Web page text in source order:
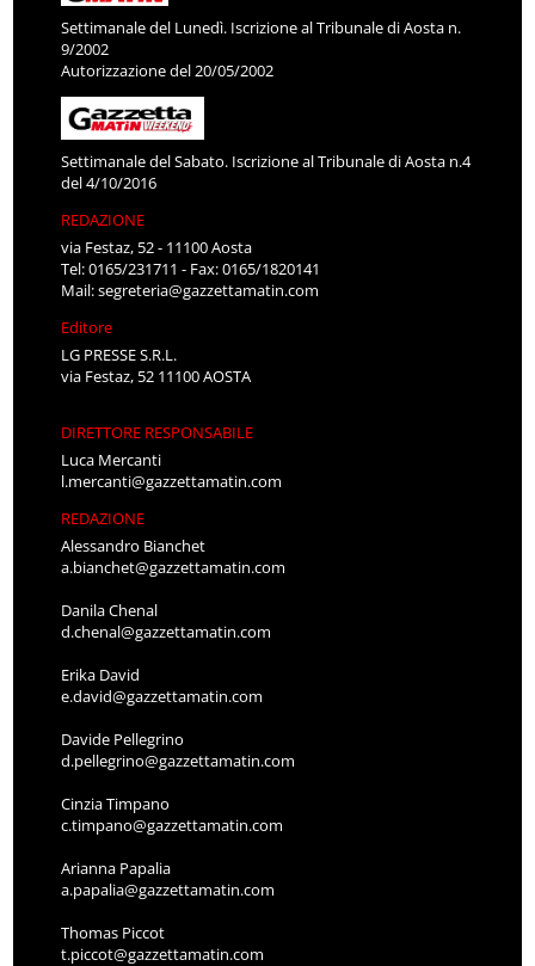
Settimanale del Lunedì. Iscrizione al Tribunale di Aosta n.
9/2002
Autorizzazione del 20/05/2002
Settimanale del Sabato. Iscrizione al Tribunale di Aosta n.4
del 4/10/2016
REDAZIONE
via Festaz, 52 - 11100 Aosta
Tel: 0165/231711 - Fax: 0165/1820141
Mail:segreteria@gazzettamatin.com
Editore
LG PRESSE S.R.L.
via Festaz, 52 11100 AOSTA
DIRETTORE RESPONSABILE
Luca Mercanti
l.mercanti@gazzettamatin.com
REDAZIONE
Alessandro Bianchet
a.bianchet@gazzettamatin.com
Danila Chenal
d.chenal@gazzettamatin.com
Erika David
e.david@gazzettamatin.com
Davide Pellegrino
d.pellegrino@gazzettamatin.com
Cinzia Timpano
c.timpano@gazzettamatin.com
Arianna Papalia
a.papalia@gazzettamatin.com
Thomas Piccot
t.piccot@gazzettamatin.com